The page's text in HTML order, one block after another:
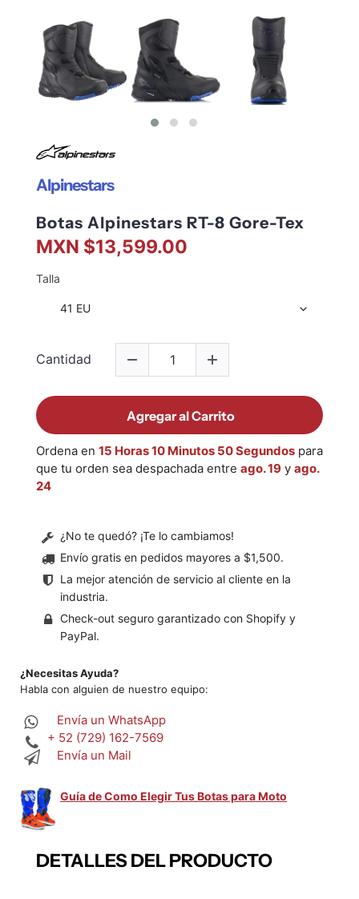
Alpinestars
Botas Alpinestars RT-8 Gore-Tex
MXN $13,599.00
Talla
Cantidad
Agregar al Carrito
Ordena en 15 Horas 10 Minutos 50 Segundos para
que tu orden sea despachada entre ago. 19 y ago.
24
¿No te quedó? ¡Te lo cambiamos!
Envío gratis en pedidos mayores a $1,500.
La mejor atención de servicio al cliente en la
industria.
Check-out seguro garantizado con Shopify y
PayPal.
¿Necesitas Ayuda?
Habla con alguien de nuestro equipo:
Envía un WhatsApp
+ 52 (729) 162-7569
Envía un Mail
Guía de Como Elegir Tus Botas para Moto
DETALLES DEL PRODUCTO